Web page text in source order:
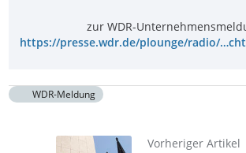
zur WDR-
https://presse.wdr.de/plounge/radio/
WDR-Meldung
Vorheriger Artikel